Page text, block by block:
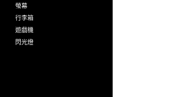
螢幕
行李箱
遊戲機
閃光燈